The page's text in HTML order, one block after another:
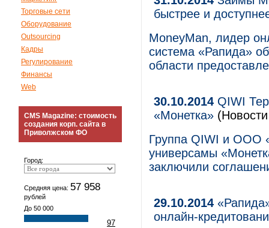
Торговые сети
Оборудование
Outsourcing
Кадры
Регулирование
Финансы
Web
CMS Magazine: стоимость
создания корп. сайта в
Приволжском ФО
Город:
Средняя цена: 57 958
рублей
До 50 000
97
быстрее и
MoneyMan, лидер
система «Рапида»
области
30.10.2014 QIWI
«Монетка»
Группа QIWI и ООО
универсамы
заключили
29.10.2014
онлайн-